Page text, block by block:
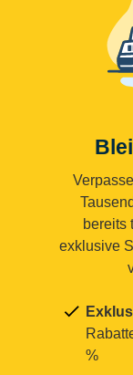
bereits
exklusive
%